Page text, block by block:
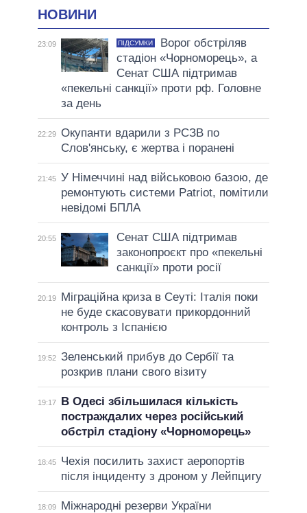
НОВИНИ
23:09 ПІДСУМКИ
Ворог обстріляв
стадіон «Чорноморець», а
Сенат США підтримав
«пекельні санкції» проти рф. Головне
за день
22:29 Окупанти вдарили з РСЗВ по
Слов'янську, є жертва і поранені
21:45 У Німеччині над військовою базою, де
ремонтують системи Patriot, помітили
невідомі БПЛА
20:55
Сенат США підтримав
законопроєкт про «пекельні
санкції» проти росії
20:19
Міграційна криза в Сеуті: Італія поки
не буде скасовувати прикордонний
контроль з Іспанією
19:52 Зеленський прибув до Сербії та
розкрив плани свого візиту
19:17
В Одесі збільшилася кількість
постраждалих через російський
обстріл стадіону «Чорноморець»
18:45
Чехія посилить захист аеропортів
після інциденту з дроном у Лейпцигу
18:09
Міжнародні резерви України